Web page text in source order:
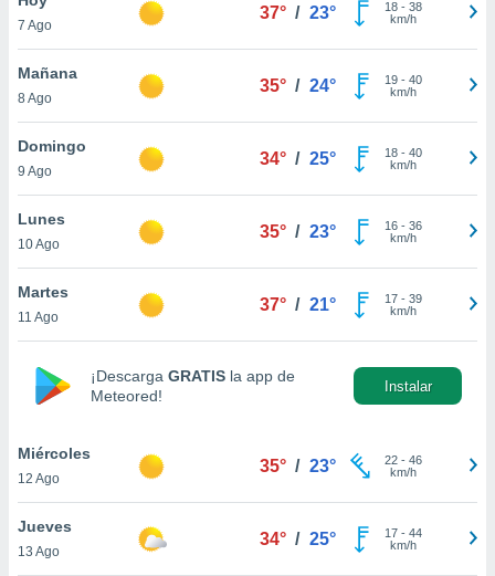
y
en
más
de
cookies
aceptar
de
sitio
7 Ago
37° / 23° 18- 38
km/h
Mañana
8 Ago
35° / 24° 19- 40
km/h
Domingo
9 Ago
34° / 25° 18- 40
km/h
Lunes
10 Ago
35° / 23° 16- 36
km/h
Martes
11 Ago
37° / 21° 17- 39
km/h
¡Descarga GRATIS la app de
Meteored!
Instalar
Miércoles
12 Ago
35° / 23° 22- 46
km/h
Jueves
13 Ago
34° / 25° 17- 44
km/h